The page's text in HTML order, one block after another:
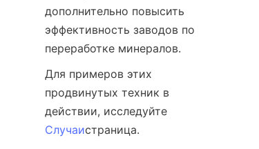
дополнительно повысить
эффективность заводов по
переработке минералов.
Для примеров этих
продвинутых техник в
Случаистраница.